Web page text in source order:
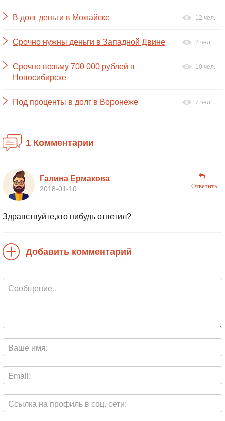
В долг деньги в Можайске 12 чел.
Срочно нужны деньги в Западной Двине 2 чел.
Срочно возьму 700 000 рублей в
Новосибирске
10 чел.
Под проценты в долг в Воронеже 7 чел.
1 Комментарии
Галина Ермакова
2018-01-10 Ответить
Здравствуйте,кто нибудь ответил?
Добавить комментарий